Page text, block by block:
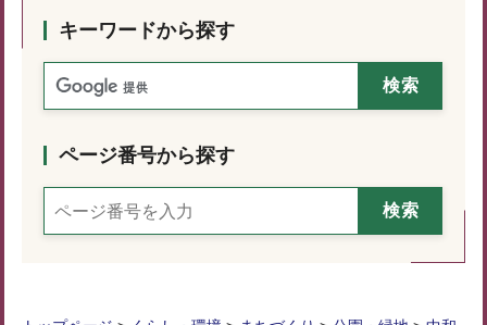
キーワードから探す
ページ番号から探す